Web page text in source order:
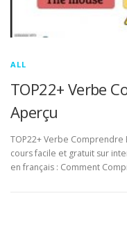
ALL
TOP22+ Verbe
Aperçu
TOP22+ Verbe Comprendre
cours facile et gratuit sur
en français : Comment